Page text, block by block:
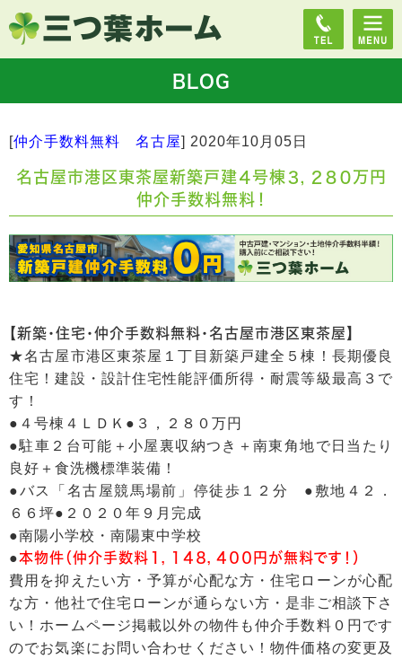
BLOG
[仲介手数料無料 名古屋] 2020年10月05日
名古屋市港区東茶屋新築戸建４号棟３，２８０万円
仲介手数料無料！
【新築・住宅・仲介手数料無料・名古屋市港区東茶屋】
★名古屋市港区東茶屋１丁目新築戸建全５棟！長期優良
住宅！建設・設計住宅性能評価所得・耐震等級最高３で
す！
●４号棟４ＬＤＫ●３，２８０万円
●駐車２台可能＋小屋裏収納つき＋南東角地で日当たり
良好＋食洗機標準装備！
●バス「名古屋競馬場前」停徒歩１２分 ●敷地４２．
６６坪●２０２０年９月完成
●南陽小学校・南陽東中学校
●本物件（仲介手数料１，１４８，４００円が無料です！）
費用を抑えたい方・予算が心配な方・住宅ローンが心配
な方・他社で住宅ローンが通らない方・是非ご相談下さ
い！ホームページ掲載以外の物件も仲介手数料０円です
のでお気楽にお問い合わせください！物件価格の変更及